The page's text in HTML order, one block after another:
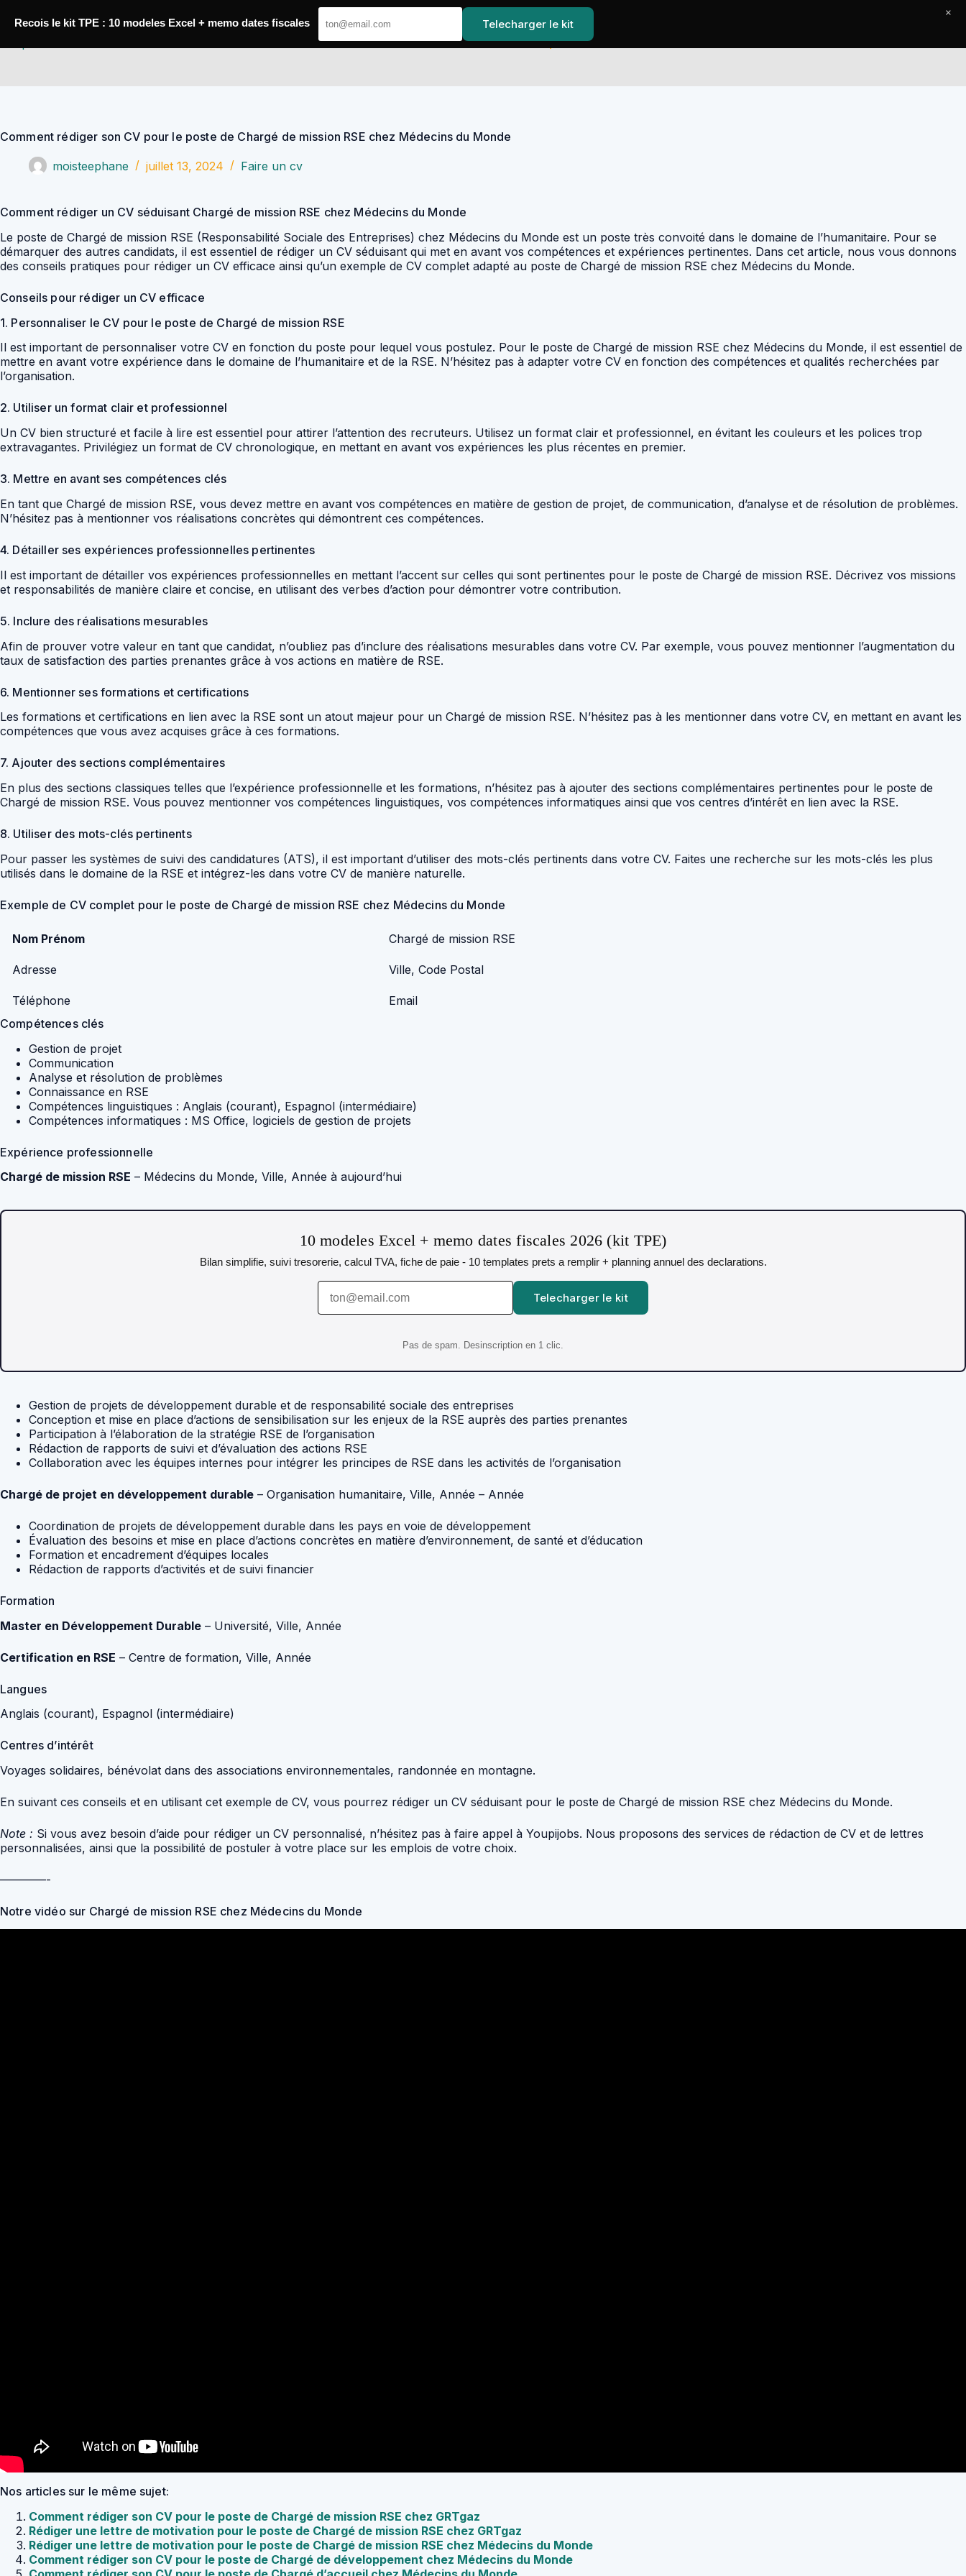
Comment rédiger son CV pour le poste de Chargé de mission RSE chez Médecins du Monde
moisteephane juillet 13, 2024 Faire un cv
Comment rédiger un CV séduisant Chargé de mission RSE chez Médecins du Monde
Le poste de Chargé de mission RSE (Responsabilité Sociale des Entreprises) chez Médecins du Monde est un poste très convoité dans le domaine de l’humanitaire. Pour se
démarquer des autres candidats, il est essentiel de rédiger un CV séduisant qui met en avant vos compétences et expériences pertinentes. Dans cet article, nous vous donnons
des conseils pratiques pour rédiger un CV efficace ainsi qu’un exemple de CV complet adapté au poste de Chargé de mission RSE chez Médecins du Monde.
Conseils pour rédiger un CV efficace
1. Personnaliser le CV pour le poste de Chargé de mission RSE
Il est important de personnaliser votre CV en fonction du poste pour lequel vous postulez. Pour le poste de Chargé de mission RSE chez Médecins du Monde, il est essentiel de
mettre en avant votre expérience dans le domaine de l’humanitaire et de la RSE. N’hésitez pas à adapter votre CV en fonction des compétences et qualités recherchées par
l’organisation.
2. Utiliser un format clair et professionnel
Un CV bien structuré et facile à lire est essentiel pour attirer l’attention des recruteurs. Utilisez un format clair et professionnel, en évitant les couleurs et les polices trop
extravagantes. Privilégiez un format de CV chronologique, en mettant en avant vos expériences les plus récentes en premier.
3. Mettre en avant ses compétences clés
En tant que Chargé de mission RSE, vous devez mettre en avant vos compétences en matière de gestion de projet, de communication, d’analyse et de résolution de problèmes.
N’hésitez pas à mentionner vos réalisations concrètes qui démontrent ces compétences.
4. Détailler ses expériences professionnelles pertinentes
Il est important de détailler vos expériences professionnelles en mettant l’accent sur celles qui sont pertinentes pour le poste de Chargé de mission RSE. Décrivez vos missions
et responsabilités de manière claire et concise, en utilisant des verbes d’action pour démontrer votre contribution.
5. Inclure des réalisations mesurables
Afin de prouver votre valeur en tant que candidat, n’oubliez pas d’inclure des réalisations mesurables dans votre CV. Par exemple, vous pouvez mentionner l’augmentation du
taux de satisfaction des parties prenantes grâce à vos actions en matière de RSE.
6. Mentionner ses formations et certifications
Les formations et certifications en lien avec la RSE sont un atout majeur pour un Chargé de mission RSE. N’hésitez pas à les mentionner dans votre CV, en mettant en avant les
compétences que vous avez acquises grâce à ces formations.
7. Ajouter des sections complémentaires
En plus des sections classiques telles que l’expérience professionnelle et les formations, n’hésitez pas à ajouter des sections complémentaires pertinentes pour le poste de
Chargé de mission RSE. Vous pouvez mentionner vos compétences linguistiques, vos compétences informatiques ainsi que vos centres d’intérêt en lien avec la RSE.
8. Utiliser des mots-clés pertinents
Pour passer les systèmes de suivi des candidatures (ATS), il est important d’utiliser des mots-clés pertinents dans votre CV. Faites une recherche sur les mots-clés les plus
utilisés dans le domaine de la RSE et intégrez-les dans votre CV de manière naturelle.
Exemple de CV complet pour le poste de Chargé de mission RSE chez Médecins du Monde
Nom Prénom Chargé de mission RSE
Adresse Ville, Code Postal
Téléphone
Email
Compétences clés
Gestion de projet
Communication
Analyse et résolution de problèmes
Connaissance en RSE
Compétences linguistiques : Anglais (courant), Espagnol (intermédiaire)
Compétences informatiques : MS Office, logiciels de gestion de projets
Expérience professionnelle
Chargé de mission RSE – Médecins du Monde, Ville, Année à aujourd’hui
10 modeles Excel + memo dates fiscales 2026 (kit TPE)
Bilan simplifie, suivi tresorerie, calcul TVA, fiche de paie - 10 templates prets a remplir + planning annuel des declarations.
Telecharger le kit
Pas de spam. Desinscription en 1 clic.
Gestion de projets de développement durable et de responsabilité sociale des entreprises
Conception et mise en place d’actions de sensibilisation sur les enjeux de la RSE auprès des parties prenantes
Participation à l’élaboration de la stratégie RSE de l’organisation
Rédaction de rapports de suivi et d’évaluation des actions RSE
Collaboration avec les équipes internes pour intégrer les principes de RSE dans les activités de l’organisation
Chargé de projet en développement durable – Organisation humanitaire, Ville, Année – Année
Coordination de projets de développement durable dans les pays en voie de développement
Évaluation des besoins et mise en place d’actions concrètes en matière d’environnement, de santé et d’éducation
Formation et encadrement d’équipes locales
Rédaction de rapports d’activités et de suivi financier
Formation
Master en Développement Durable – Université, Ville, Année
Certification en RSE – Centre de formation, Ville, Année
Langues
Anglais (courant), Espagnol (intermédiaire)
Centres d’intérêt
Voyages solidaires, bénévolat dans des associations environnementales, randonnée en montagne.
En suivant ces conseils et en utilisant cet exemple de CV, vous pourrez rédiger un CV séduisant pour le poste de Chargé de mission RSE chez Médecins du Monde.
Note : Si vous avez besoin d’aide pour rédiger un CV personnalisé, n’hésitez pas à faire appel à Youpijobs. Nous proposons des services de rédaction de CV et de lettres
personnalisées, ainsi que la possibilité de postuler à votre place sur les emplois de votre choix.
————-
Notre vidéo sur Chargé de mission RSE chez Médecins du Monde
Nos articles sur le même sujet:
Comment rédiger son CV pour le poste de Chargé de mission RSE chez GRTgaz
Rédiger une lettre de motivation pour le poste de Chargé de mission RSE chez GRTgaz
Rédiger une lettre de motivation pour le poste de Chargé de mission RSE chez Médecins du Monde
Comment rédiger son CV pour le poste de Chargé de développement chez Médecins du Monde
Recois le kit TPE : 10 modeles Excel + memo dates fiscales Telecharger le kit
×